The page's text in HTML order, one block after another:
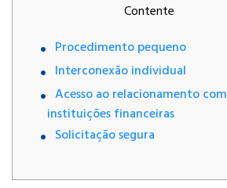
Contente
Procedimento pequeno
Interconexão individual
Acesso ao relacionamento com
instituições financeiras
Solicitação segura